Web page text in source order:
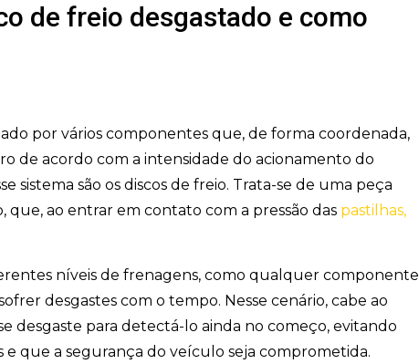
de freio desgastado e como
por vários componentes que, de forma coordenada,
de acordo com a intensidade do acionamento do
sistema são os discos de freio. Trata-se de uma peça
ao entrar em contato com a pressão das pastilhas,
níveis de frenagens, como qualquer componente
desgastes com o tempo. Nesse cenário, cabe ao
desgaste para detectá-lo ainda no começo, evitando
que a segurança do veículo seja comprometida.